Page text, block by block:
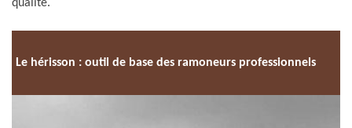
qualité.
Le hérisson : outil de base des ramoneurs professionnels